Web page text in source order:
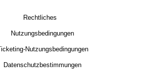
Rechtliches
Nutzungsbedingungen
Nutzungsbedingungen
Datenschutzbestimmungen